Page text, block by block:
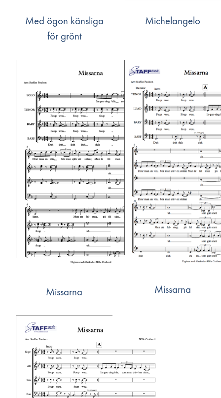
Med ögon känsliga
för grönt
Michelangelo
Missarna Missarna